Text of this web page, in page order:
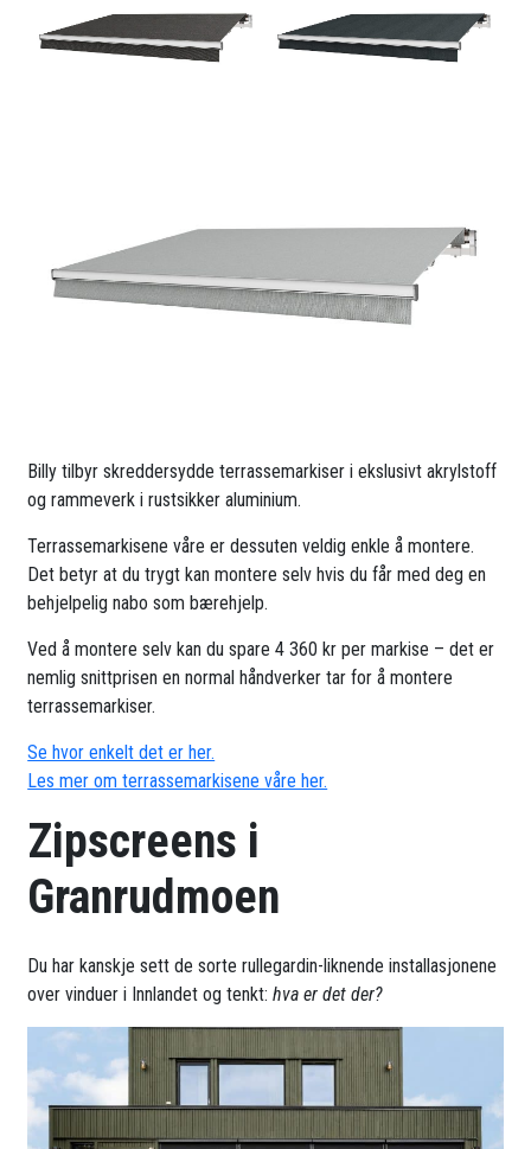
Billy tilbyr skreddersydde terrassemarkiser i ekslusivt akrylstoff
og rammeverk i rustsikker aluminium.
Terrassemarkisene våre er dessuten veldig enkle å montere.
Det betyr at du trygt kan montere selv hvis du får med deg en
behjelpelig nabo som bærehjelp.
Ved å montere selv kan du spare 4 360 kr per markise – det er
nemlig snittprisen en normal håndverker tar for å montere
terrassemarkiser.
Se hvor enkelt det er her.
Les mer om terrassemarkisene våre her.
Zipscreens i
Granrudmoen
Du har kanskje sett de sorte rullegardin-liknende installasjonene
over vinduer i Innlandet og tenkt:hva er det der?